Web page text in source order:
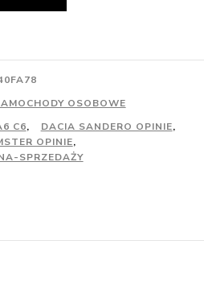
OSOBOWE
C6, DACIA SANDERO OPINIE,
OPINIE,
SPRZEDAŻY